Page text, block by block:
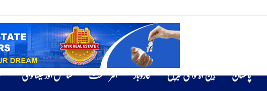
پاکستان بین الاقوامی خبریں کاروبار انٹرٹینمنٹ سائنس اور ٹیکنالوجی